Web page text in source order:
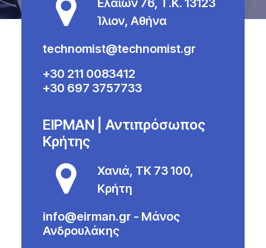
Ελαιών 76, Τ.Κ. 13123
Ίλιον, Αθήνα
technomist@technomist.gr
+30 211 0083412
+30 697 3757733
ΕΙΡΜΑΝ | Αντιπρόσωπος
Κρήτης
Χανιά, ΤΚ 73 100,
Κρήτη
info@eirman.gr - Μάνος
Ανδρουλάκης